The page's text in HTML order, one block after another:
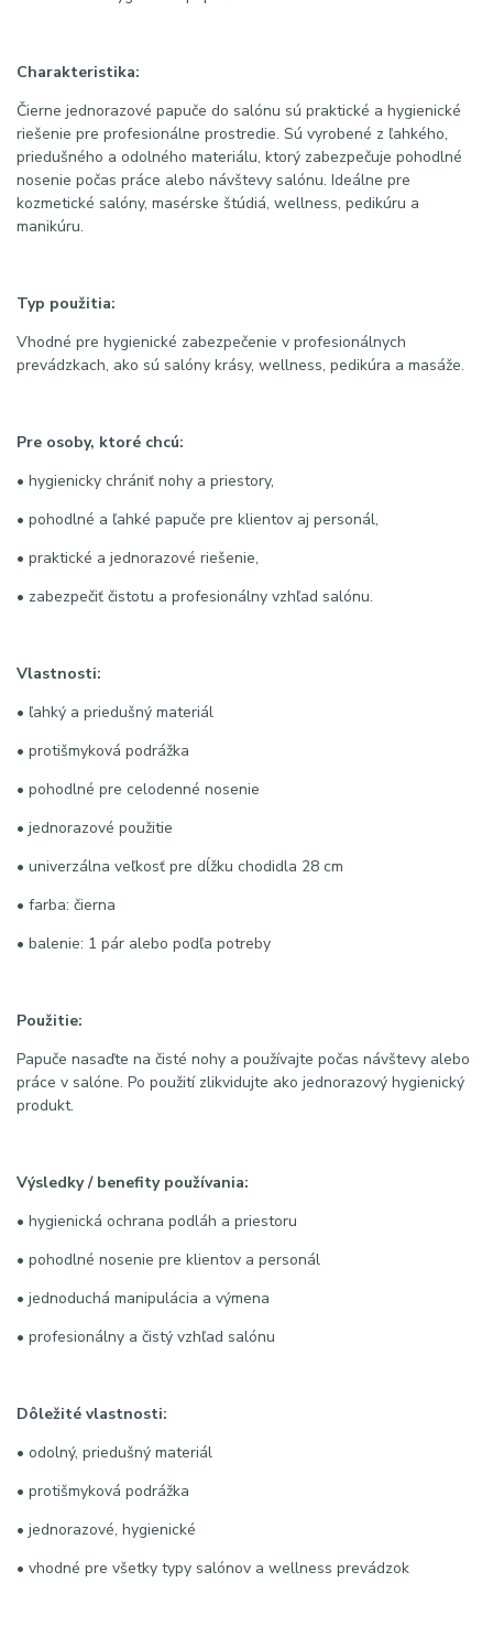
Charakteristika:
Čierne jednorazové papuče do salónu sú praktické a hygienické
riešenie pre profesionálne prostredie. Sú vyrobené z ľahkého,
priedušného a odolného materiálu, ktorý zabezpečuje pohodlné
nosenie počas práce alebo návštevy salónu. Ideálne pre
kozmetické salóny, masérske štúdiá, wellness, pedikúru a
manikúru.
Typ použitia:
Vhodné pre hygienické zabezpečenie v profesionálnych
prevádzkach, ako sú salóny krásy, wellness, pedikúra a masáže.
Pre osoby, ktoré chcú:
• hygienicky chrániť nohy a priestory,
• pohodlné a ľahké papuče pre klientov aj personál,
• praktické a jednorazové riešenie,
• zabezpečiť čistotu a profesionálny vzhľad salónu.
Vlastnosti:
• ľahký a priedušný materiál
• protišmyková podrážka
• pohodlné pre celodenné nosenie
• jednorazové použitie
• univerzálna veľkosť pre dĺžku chodidla 28 cm
• farba: čierna
• balenie: 1 pár alebo podľa potreby
Použitie:
Papuče nasaďte na čisté nohy a používajte počas návštevy alebo
práce v salóne. Po použití zlikvidujte ako jednorazový hygienický
produkt.
Výsledky / benefity používania:
• hygienická ochrana podláh a priestoru
• pohodlné nosenie pre klientov a personál
• jednoduchá manipulácia a výmena
• profesionálny a čistý vzhľad salónu
Dôležité vlastnosti:
• odolný, priedušný materiál
• protišmyková podrážka
• jednorazové, hygienické
• vhodné pre všetky typy salónov a wellness prevádzok